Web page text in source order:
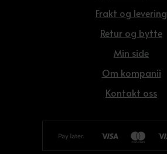
Frakt og levering
Retur og bytte
Min side
Om kompanii
Kontakt oss